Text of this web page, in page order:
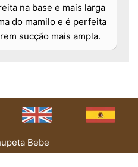
na base e mais larga
do mamilo e é perfeita
sucção mais ampla.
Bebe